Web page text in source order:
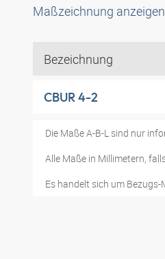
Maßzeichnung anzeigen
Bezeichnung
CBUR 4-2
Die Maße A-B-L sind nur
Alle Maße in Millimetern,
Es handelt sich um